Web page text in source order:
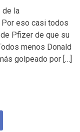
de la
Por eso casi todos
Pfizer de que su
menos Donald
golpeado por […]